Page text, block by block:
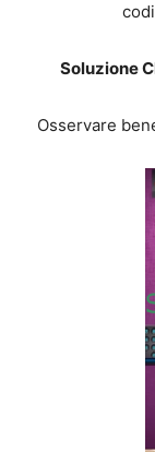
Soluzione
Osservare